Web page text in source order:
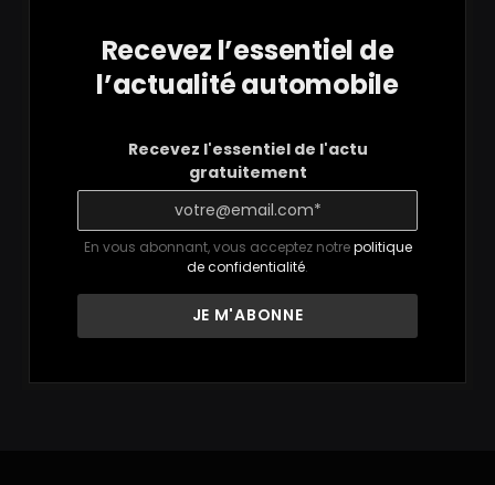
Recevez l’essentiel de
l’actualité automobile
Recevez l'essentiel de l'actu
gratuitement
En vous abonnant, vous acceptez notrepolitique
de confidentialité.